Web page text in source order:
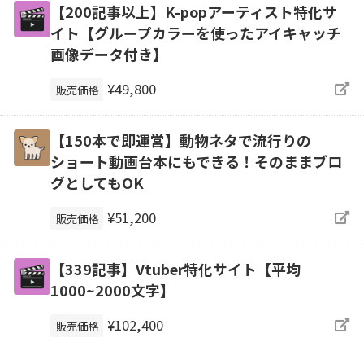
【200記事以上】K-popアーティスト特化サ
イト【グループカラーを使ったアイキャッチ
画像データ付き】
販売価格 ¥49,800
【150本で即運営】動物ネタで流行りの
ショート動画台本にもできる！そのままブロ
グとしてもOK
販売価格 ¥51,200
【339記事】Vtuber特化サイト【平均
1000~2000文字】
販売価格 ¥102,400